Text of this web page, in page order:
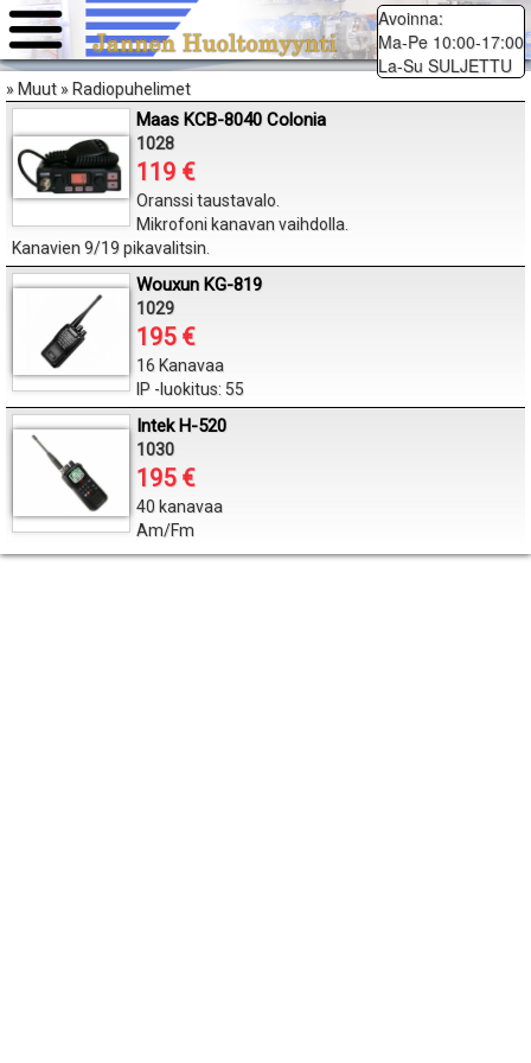
Avoinna:
Ma-Pe 10:00-17:00
La-Su SULJETTU
» Muut » Radiopuhelimet
Maas KCB-8040 Colonia
1028
119 €
Oranssi taustavalo.
Mikrofoni kanavan vaihdolla.
Kanavien 9/19 pikavalitsin.
Wouxun KG-819
1029
195 €
16 Kanavaa
IP -luokitus: 55
Intek H-520
1030
195 €
40 kanavaa
Am/Fm